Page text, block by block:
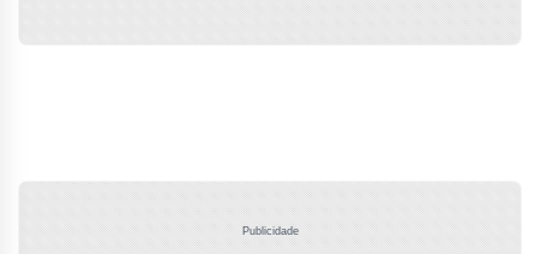
Publicidade